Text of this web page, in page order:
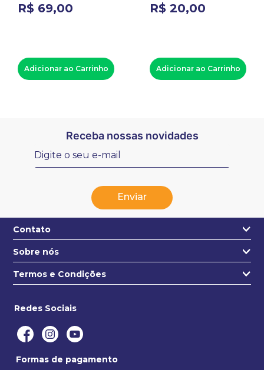
R$ 69,00
Adicionar ao Carrinho
R$ 20,00
Adicionar ao Carrinho
Receba nossas novidades
Enviar
Contato
+55 31 3271-4631
contato@estojo.com.br
Sobre nós
Quem somos
Termos e Condições
Politica de entregas
Trocas e devoluções
Redes Sociais
Formas de pagamento